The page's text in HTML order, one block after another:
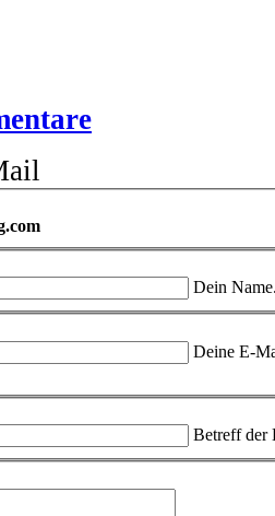
Dein
Deine E-
Betreff der